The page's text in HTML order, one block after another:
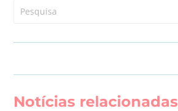
Notícias relacionadas